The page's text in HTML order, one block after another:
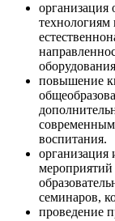
организация
технологиям
повышение
современным
воспитания.
организация
мероприятий
семинаров,
проведение